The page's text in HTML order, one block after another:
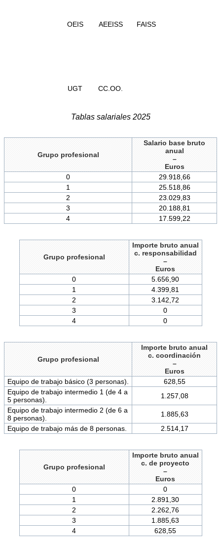
OEIS AEEISS FAISS
UGT CC.OO.
Tablas salariales 2025
Grupo profesional
Salario base bruto
anual
–
Euros
0
29.918,66
1
25.518,86
2
23.029,83
3
20.188,81
4
17.599,22
Grupo profesional
Importe bruto anual
c. responsabilidad
–
Euros
0
5.656,90
1
4.399,81
2
3.142,72
3
0
4
0
Grupo profesional
Importe bruto anual
c. coordinación
–
Euros
Equipo de trabajo básico (3 personas).
628,55
Equipo de trabajo intermedio 1 (de 4 a
5 personas).
1.257,08
Equipo de trabajo intermedio 2 (de 6 a
8 personas).
1.885,63
Equipo de trabajo más de 8 personas.
2.514,17
Grupo profesional
Importe bruto anual
c. de proyecto
–
Euros
0
0
1
2.891,30
2
2.262,76
3
1.885,63
4
628,55